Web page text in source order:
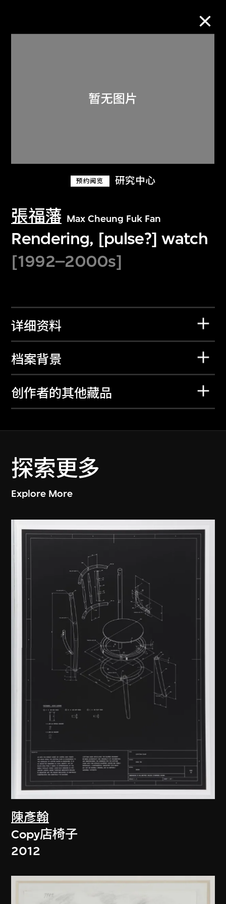
预约阅览 研究中心
張福藩 Max Cheung Fuk Fan
Rendering, [pulse?] watch
[1992–2000s]
详细资料
档案背景
创作者的其他藏品
探索更多
Explore More
陳彥翰
Copy店椅子
2012
关于M+藏品
探索世界顶级的二十及二十一世纪视觉
文化藏品。